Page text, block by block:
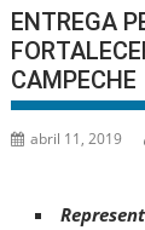
ENTREGA
CAMPECHE
abril 11, 2019